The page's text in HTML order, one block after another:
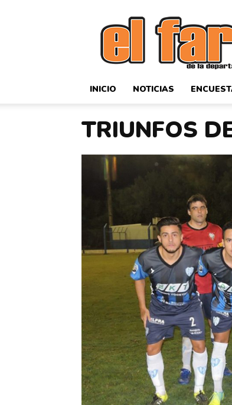
El
Faro
Deportivo
INICIO NOTICIAS
TRIUNFOS